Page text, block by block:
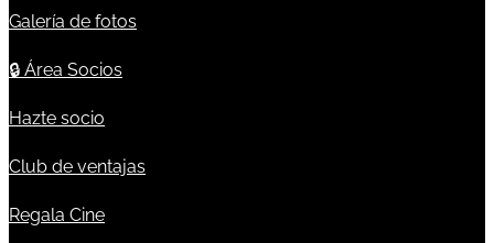
Galería de fotos
🔒 Área Socios
Hazte socio
Club de ventajas
Regala Cine